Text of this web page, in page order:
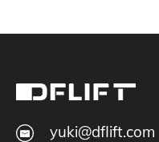
yuki@dflift.com